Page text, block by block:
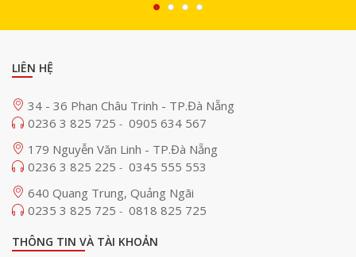
LIÊN HỆ
34 - 36 Phan Châu Trinh - TP.Đà Nẵng
0236 3 825 725 - 0905 634 567
179 Nguyễn Văn Linh - TP.Đà Nẵng
0236 3 825 225 - 0345 555 553
640 Quang Trung, Quảng Ngãi
0235 3 825 725 - 0818 825 725
THÔNG TIN VÀ TÀI KHOẢN